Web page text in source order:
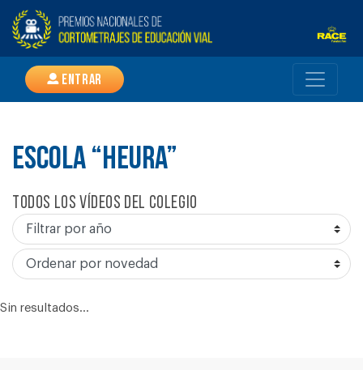
Entrar
ESCOLA “HEURA”
Todos los vídeos del colegio
Sin resultados...